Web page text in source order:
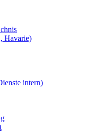
Havarie)
intern)